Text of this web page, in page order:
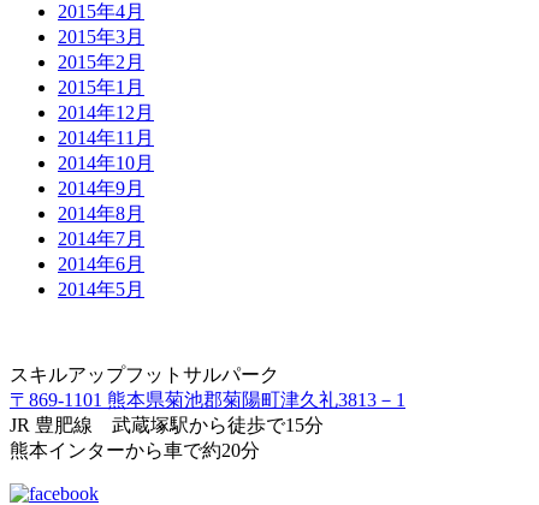
2015年4月
2015年3月
2015年2月
2015年1月
2014年12月
2014年11月
2014年10月
2014年9月
2014年8月
2014年7月
2014年6月
2014年5月
スキルアップフットサルパーク
〒869-1101 熊本県菊池郡菊陽町津久礼3813－1
JR 豊肥線 武蔵塚駅から徒歩で15分
熊本インターから車で約20分